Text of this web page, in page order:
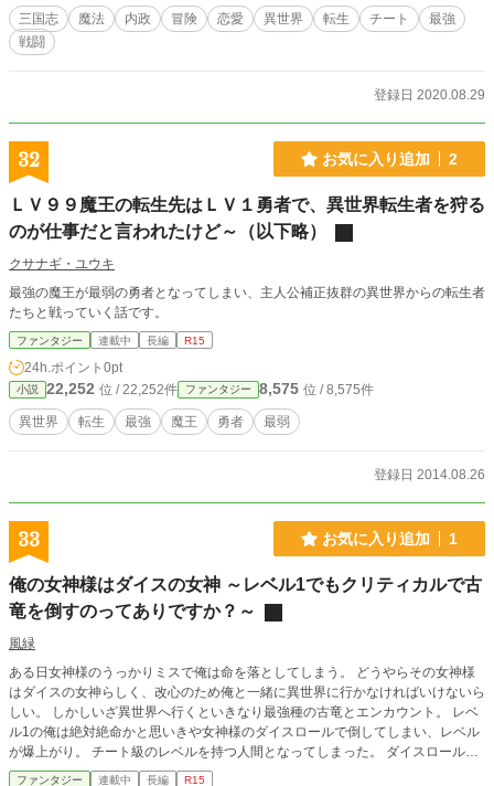
合い切りの達人で、相棒と一緒に危機を乗り越える。 ③幸村の相棒であり、三
国志のゲームが大好きな現代人のナオ。 あと、お金が物凄く好き(￣▽￣)ニヤリ
ランドセルに憑依し、幸村と一緒に行動するこの物語で鍵を握る女性 王の
る。 現代や三国志の知識を駆使して、商売や領地改革の案を出したり、
攻めなどの戦をやる予定です。 この作品は、前に作った 「真田幸村が三国志の
世界へ転生・・・魔法のランドセルと共に」 の内容を少し変更して、チンギス
カン編を追加した構成になっています。 ※投稿の仕方として、真田幸村編とチ
ンギスカン編を交互に出します。
三国志 魔法 内政 冒険 恋愛 異世界 転生 チート
最強
戦闘
登録日 2020.08.29
32 お気に入り追加 2
ＬＶ９９魔王の転生先はＬＶ１勇者で、異世界転生者を狩る
のが仕事だと言われたけど～（以下略）
クサナギ・ユウキ
最強の魔王が最弱の勇者となってしまい、主人公補正抜群の異世界からの転生者
たちと戦っていく話です。
ファンタジー 連載中 長編 R15
24h.ポイント 0pt
小説 22,252 位 / 22,252件 ファンタジー 8,575 位 / 8,575件
異世界 転生 最強 魔王 勇者 最弱
登録日 2014.08.26
33 お気に入り追加 1
俺の女神様はダイスの女神 ～レベル1でもクリティカルで古
竜を倒すのってありですか？～
風緑
ある日女神様のうっかりミスで俺は命を落としてしまう。 どうやらその女神様
はダイスの女神らしく、改心のため俺と一緒に異世界に行かなければいけないら
しい。 しかしいざ異世界へ行くといきなり最強種の古竜とエンカウント。 レベ
ル1の俺は絶対絶命かと思いきや女神様のダイスロールで倒してしまい、レベル
が爆上がり。 チート級のレベルを持つ人間となってしまった。 ダイスロールに
ついてだけはチートスキルを持つ女神様。 なんでもダイスロールで解決したが
ファンタジー 連載中 長編 R15